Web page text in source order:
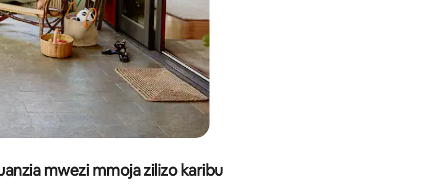
mwezi mmoja zilizo karibu